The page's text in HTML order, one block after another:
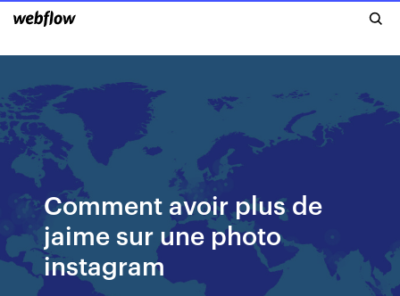
Comment avoir plus de
jaime sur une photo
instagram